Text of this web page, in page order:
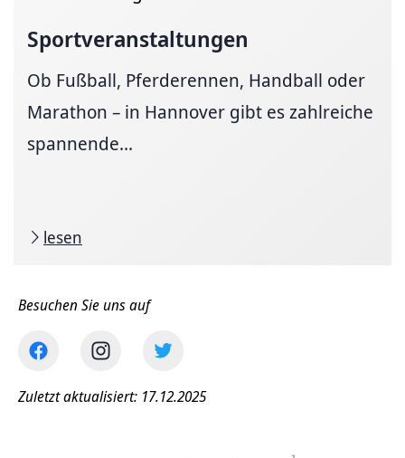
Sportveranstaltungen
Ob Fußball, Pferderennen, Handball oder
Marathon – in Hannover gibt es zahlreiche
spannende...
lesen
Besuchen Sie uns auf
Zuletzt aktualisiert: 17.12.2025